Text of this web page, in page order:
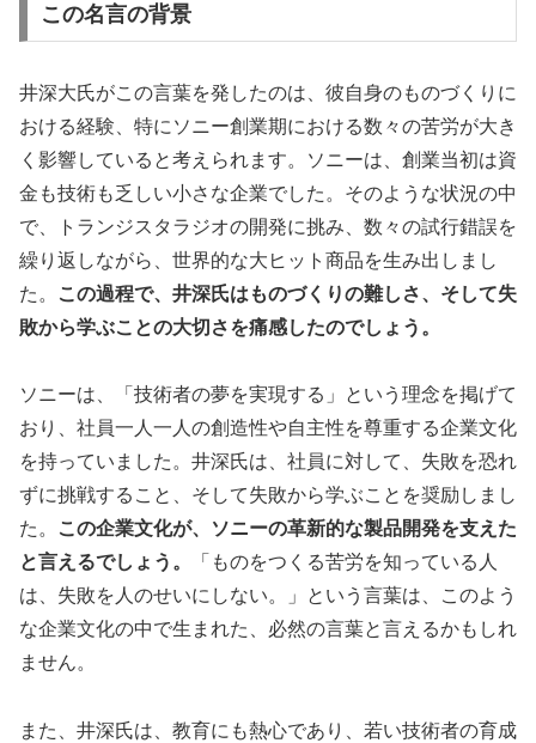
この名言の背景
井深大氏がこの言葉を発したのは、彼自身のものづくりに
おける経験、特にソニー創業期における数々の苦労が大き
く影響していると考えられます。ソニーは、創業当初は資
金も技術も乏しい小さな企業でした。そのような状況の中
で、トランジスタラジオの開発に挑み、数々の試行錯誤を
繰り返しながら、世界的な大ヒット商品を生み出しまし
た。
この過程で、井深氏はものづくりの難しさ、そして失
敗から学ぶことの大切さを痛感したのでしょう。
ソニーは、「技術者の夢を実現する」という理念を掲げて
おり、社員一人一人の創造性や自主性を尊重する企業文化
を持っていました。井深氏は、社員に対して、失敗を恐れ
ずに挑戦すること、そして失敗から学ぶことを奨励しまし
た。
この企業文化が、ソニーの革新的な製品開発を支えた
と言えるでしょう。
「ものをつくる苦労を知っている人
は、失敗を人のせいにしない。」という言葉は、このよう
な企業文化の中で生まれた、必然の言葉と言えるかもしれ
ません。
また、井深氏は、教育にも熱心であり、若い技術者の育成